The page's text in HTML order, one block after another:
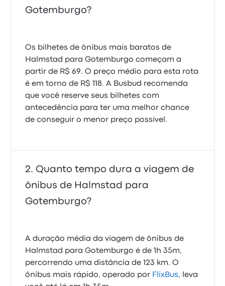
Gotemburgo?
Os bilhetes de ônibus mais baratos de
Halmstad para Gotemburgo começam a
partir de R$ 69. O preço médio para esta rota
é em torno de R$ 118. A Busbud recomenda
que você reserve seus bilhetes com
antecedência para ter uma melhor chance
de conseguir o menor preço possível.
Quanto tempo dura a viagem de
ônibus de Halmstad para
Gotemburgo?
A duração média da viagem de ônibus de
Halmstad para Gotemburgo é de 1h 35m,
percorrendo uma distância de 123 km. O
ônibus mais rápido, operado por FlixBus, leva